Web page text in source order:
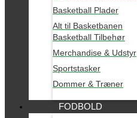
Basketball Plader
Alt til Basketbanen
Basketball Tilbehør
Merchandise & Udstyr
Sportstasker
Dommer & Træner
FODBOLD